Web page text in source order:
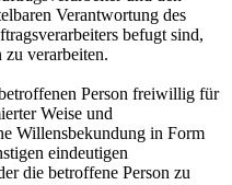
Verantwortung des
befugt sind,
zu verarbeiten.
Person freiwillig für
Weise und
Willensbekundung in Form
eindeutigen
die betroffene Person zu